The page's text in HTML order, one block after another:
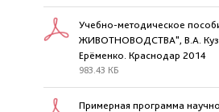
Учебно-методическое
ЖИВОТНОВОДСТВА", В.А.
Ерёменко. Краснодар 2014
983.43 КБ
Примерная программа